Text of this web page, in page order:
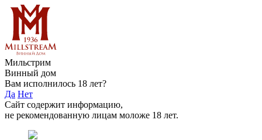
Мильстрим
Винный дом
Вам исполнилось 18 лет?
Да Нет
Сайт содержит информацию,
не рекомендованную лицам моложе 18 лет.